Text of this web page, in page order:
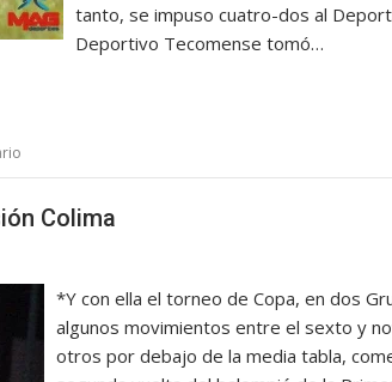
tanto, se impuso cuatro-dos al
Deportivo Tecomense tomó…
Colima
*Y con ella el torneo de Copa, en dos
algunos movimientos entre el sexto y
otros por debajo de la media tabla,